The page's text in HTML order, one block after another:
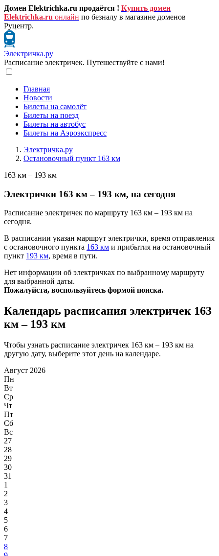
Домен Elektrichka.ru продаётся ! Купить домен
Elektrichka.ru онлайн по безналу в магазине доменов
Руцентр.
Электричка.ру
Расписание электричек. Путешествуйте с нами!
Главная
Новости
Билеты на самолёт
Билеты на поезд
Билеты на автобус
Билеты на Аэроэкспресс
Электричка.ру
Остановочный пункт 163 км
163 км – 193 км
Электрички 163 км – 193 км, на сегодня
Расписание электричек по маршруту 163 км – 193 км на
сегодня.
В расписании указан маршрут электрички, время отправления
с остановочного пункта 163 км и прибытия на остановочный
пункт 193 км, время в пути.
Нет информации об электричках по выбранному маршруту
для выбранной даты.
Пожалуйста, воспользуйтесь формой поиска.
Календарь расписания электричек 163
км – 193 км
Чтобы узнать расписание электричек 163 км – 193 км на
другую дату, выберите этот день на календаре.
Август 2026
Пн
Вт
Ср
Чт
Пт
Сб
Вс
27
28
29
30
31
1
2
3
4
5
6
7
8